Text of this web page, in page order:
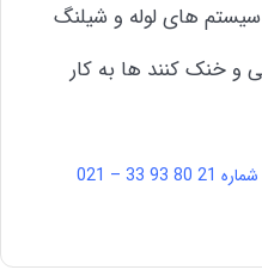
های لوله و شیلنگ
و خنک کنند ها به کار
برای خرید عمده و مشاوره رایگان با شماره 21 80 93 33 – 021